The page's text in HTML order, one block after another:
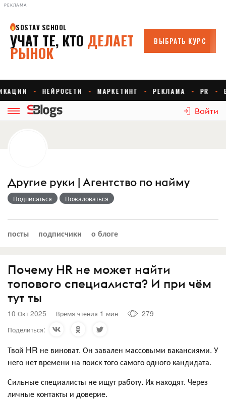
РЕКЛАМА
Войти
Другие руки | Агентство по найму
Подписаться Пожаловаться
посты подписчики о блоге
Почему HR не может найти
топового специалиста? И при чём
тут ты
10 Окт 2025 Время чтения 1 мин
279
Поделиться:
Твой HR не виноват. Он завален массовыми вакансиями. У
него нет времени на поиск того самого одного кандидата.
Сильные специалисты не ищут работу. Их находят. Через
личные контакты и доверие.